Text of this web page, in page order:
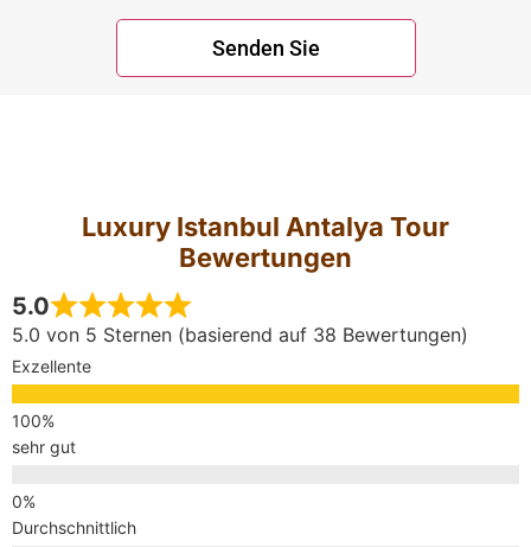
Luxury Istanbul Antalya Tour
Bewertungen
5.0
5.0 von 5 Sternen (basierend auf 38 Bewertungen)
Exzellente
sehr gut
Durchschnittlich